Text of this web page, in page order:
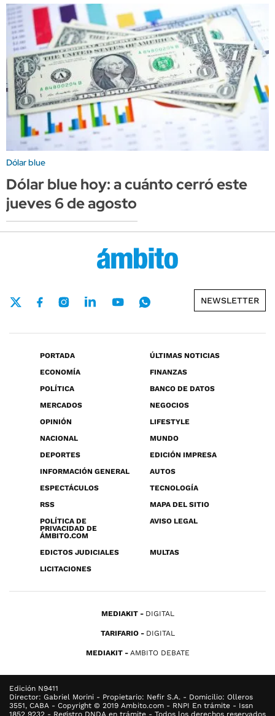
Dólar blue
Dólar blue hoy: a cuánto cerró este
jueves 6 de agosto
NEWSLETTER
PORTADA
ÚLTIMAS NOTICIAS
ECONOMÍA
FINANZAS
POLÍTICA
BANCO DE DATOS
MERCADOS
NEGOCIOS
OPINIÓN
LIFESTYLE
NACIONAL
MUNDO
DEPORTES
EDICIÓN IMPRESA
INFORMACIÓN GENERAL
AUTOS
ESPECTÁCULOS
TECNOLOGÍA
RSS
MAPA DEL SITIO
POLÍTICA DE
PRIVACIDAD DE
ÁMBITO.COM
AVISO LEGAL
EDICTOS JUDICIALES
MULTAS
LICITACIONES
MEDIAKIT DIGITAL
TARIFARIO DIGITAL
MEDIAKIT AMBITO DEBATE
Edición N9411
Director: Gabriel Morini - Propietario: Nefir S.A. - Domicilio: Olleros
3551, CABA - Copyright © 2019 Ambito.com - RNPI En trámite - Issn